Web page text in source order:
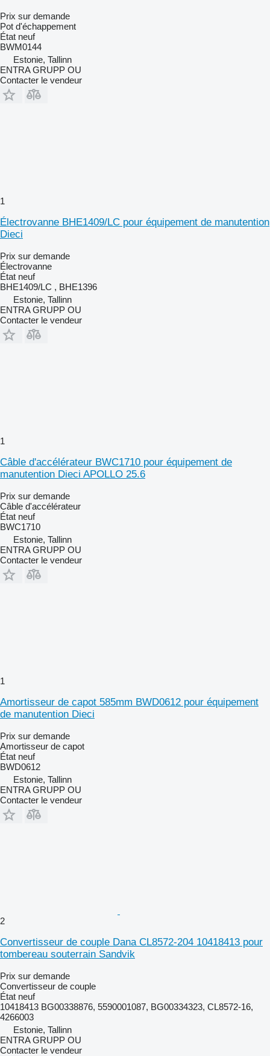
Prix sur demande
Pot d'échappement
État neuf
BWM0144
Estonie, Tallinn
ENTRA GRUPP OU
Contacter le vendeur
1
Électrovanne BHE1409/LC pour équipement de manutention
Dieci
Prix sur demande
Électrovanne
État neuf
BHE1409/LC , BHE1396
Estonie, Tallinn
ENTRA GRUPP OU
Contacter le vendeur
1
Câble d'accélérateur BWC1710 pour équipement de
manutention Dieci APOLLO 25.6
Prix sur demande
Câble d'accélérateur
État neuf
BWC1710
Estonie, Tallinn
ENTRA GRUPP OU
Contacter le vendeur
1
Amortisseur de capot 585mm BWD0612 pour équipement
de manutention Dieci
Prix sur demande
Amortisseur de capot
État neuf
BWD0612
Estonie, Tallinn
ENTRA GRUPP OU
Contacter le vendeur
2
Convertisseur de couple Dana CL8572-204 10418413 pour
tombereau souterrain Sandvik
Prix sur demande
Convertisseur de couple
État neuf
10418413 BG00338876, 5590001087, BG00334323, CL8572-16,
4266003
Estonie, Tallinn
ENTRA GRUPP OU
Contacter le vendeur